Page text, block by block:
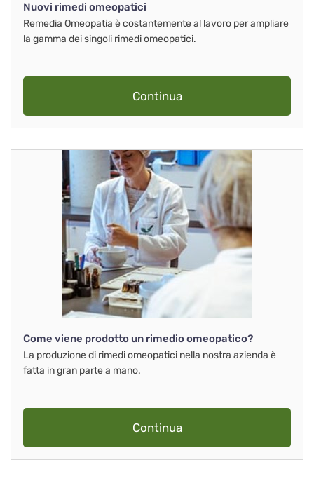
Nuovi rimedi omeopatici
Remedia Omeopatia è costantemente al lavoro per ampliare
la gamma dei singoli rimedi omeopatici.
Continua
Come viene prodotto un rimedio omeopatico?
La produzione di rimedi omeopatici nella nostra azienda è
fatta in gran parte a mano.
Continua